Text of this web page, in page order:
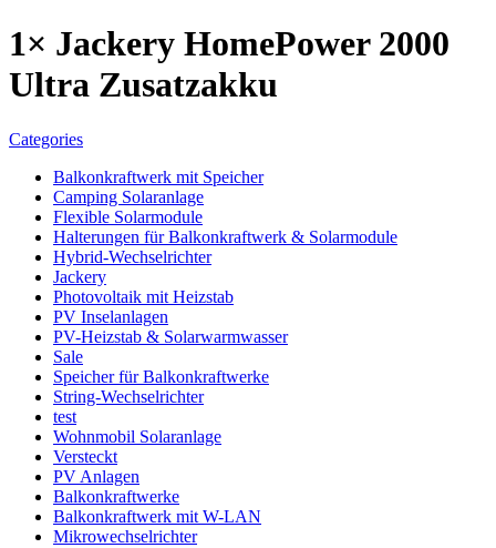
1× Jackery HomePower 2000
Ultra Zusatzakku
Categories
Balkonkraftwerk mit Speicher
Camping Solaranlage
Flexible Solarmodule
Halterungen für Balkonkraftwerk & Solarmodule
Hybrid-Wechselrichter
Jackery
Photovoltaik mit Heizstab
PV Inselanlagen
PV-Heizstab & Solarwarmwasser
Sale
Speicher für Balkonkraftwerke
String-Wechselrichter
test
Wohnmobil Solaranlage
Versteckt
PV Anlagen
Balkonkraftwerke
Balkonkraftwerk mit W-LAN
Mikrowechselrichter